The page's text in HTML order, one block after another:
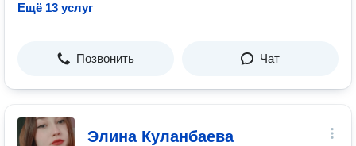
Ещё 13 услуг
Позвонить Чат
Элина Куланбаева